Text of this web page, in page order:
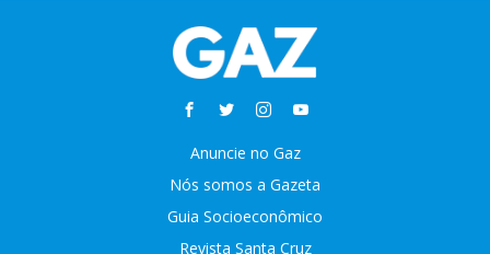
Anuncie no Gaz
Nós somos a Gazeta
Guia Socioeconômico
Revista Santa Cruz